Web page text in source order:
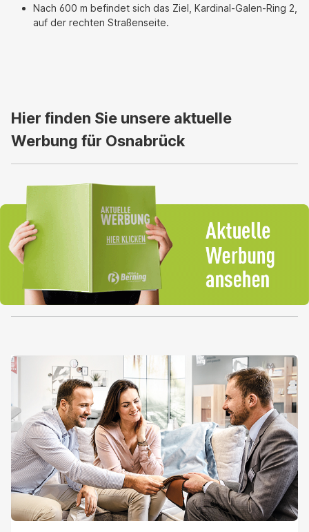
Nach 600 m befindet sich das Ziel, Kardinal-Galen-Ring 2,
auf der rechten Straßenseite.
Hier finden Sie unsere aktuelle
Werbung für Osnabrück